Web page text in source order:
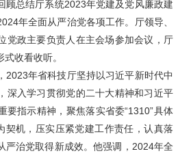
顾总结厅系统2023年党建及党风廉政建
年全面从严治党各项工作。厅领导、
党政主要负责人在主会场参加会议，厅
收看收听。
年省科技厅坚持以习近平新时代中
深入学习贯彻党的二十大精神和习近平
要指示精神，聚焦落实省委“1310”具体
契机，压实压紧党建工作责任，认真落
严治党取得新成效。他强调，2024年全